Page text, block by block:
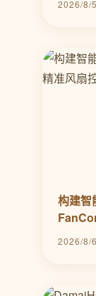
2026/8/
构建智
2026/8/